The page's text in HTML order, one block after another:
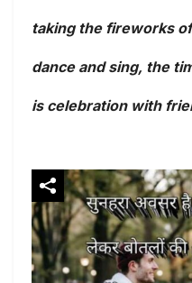
taking the fireworks
dance and sing, the
is celebration with